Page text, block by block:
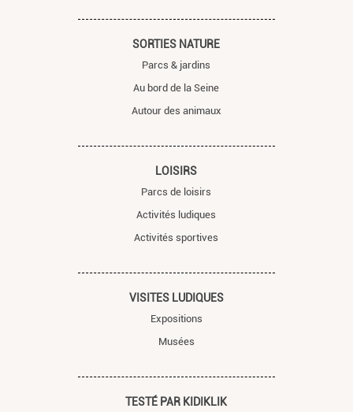
SORTIES NATURE
Parcs & jardins
Au bord de la Seine
Autour des animaux
LOISIRS
Parcs de loisirs
Activités ludiques
Activités sportives
VISITES LUDIQUES
Expositions
Musées
TESTÉ PAR KIDIKLIK